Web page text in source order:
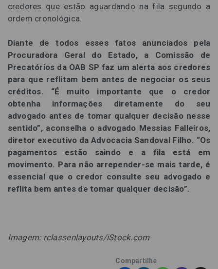
credores que estão aguardando na fila segundo a
ordem cronológica.
Diante de todos esses fatos anunciados pela
Procuradora Geral do Estado, a Comissão de
Precatórios da OAB SP faz um alerta aos credores
para que reflitam bem antes de negociar os seus
créditos. “É muito importante que o credor
obtenha informações diretamente do seu
advogado antes de tomar qualquer decisão nesse
sentido”, aconselha o advogado Messias Falleiros,
diretor executivo da Advocacia Sandoval Filho. “Os
pagamentos estão saindo e a fila está em
movimento. Para não arrepender-se mais tarde, é
essencial que o credor consulte seu advogado e
reflita bem antes de tomar qualquer decisão”.
Imagem: rclassenlayouts/iStock.com
Compartilhe